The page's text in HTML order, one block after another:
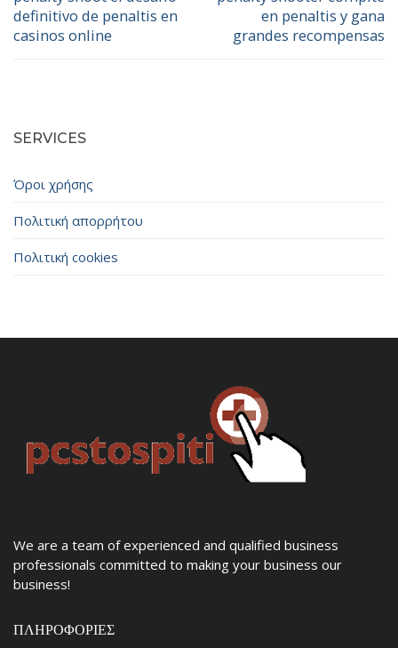
άρθρο:
definitivo de penaltis en
casinos online
en penaltis y gana
grandes recompensas
SERVICES
Όροι χρήσης
Πολιτική απορρήτου
Πολιτική cookies
We are a team of experienced and qualified business
professionals committed to making your business our
business!
ΠΛΗΡΟΦΟΡΊΕΣ